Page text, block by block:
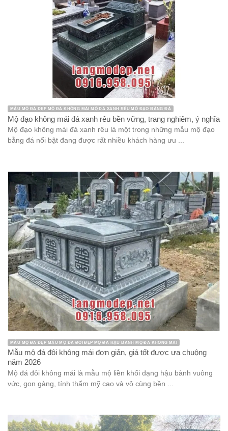
MẪU MỘ ĐÁ ĐẸP MỘ ĐÁ KHÔNG MÁI MỘ ĐÁ XANH RÊU MỘ ĐẠO BẰNG ĐÁ
Mộ đạo không mái đá xanh rêu bền vững, trang nghiêm, ý nghĩa
Mộ đạo không mái đá xanh rêu là một trong những mẫu mộ đạo
bằng đá nổi bật đang được rất nhiều khách hàng ưu ...
MẪU MỘ ĐÁ ĐẸP MẪU MỘ ĐÁ ĐÔI ĐẸP MỘ ĐÁ HẬU BÀNH MỘ ĐÁ KHÔNG MÁI
Mẫu mộ đá đôi không mái đơn giản, giá tốt được ưa chuộng
năm 2026
Mộ đá đôi không mái là mẫu mộ liền khối dạng hậu bành vuông
vức, gọn gàng, tính thẩm mỹ cao và vô cùng bền ...